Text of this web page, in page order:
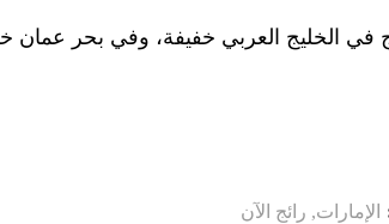
في الخليج العربي خفيفة، وفي بحر عمان
الإمارات, رائج الآن